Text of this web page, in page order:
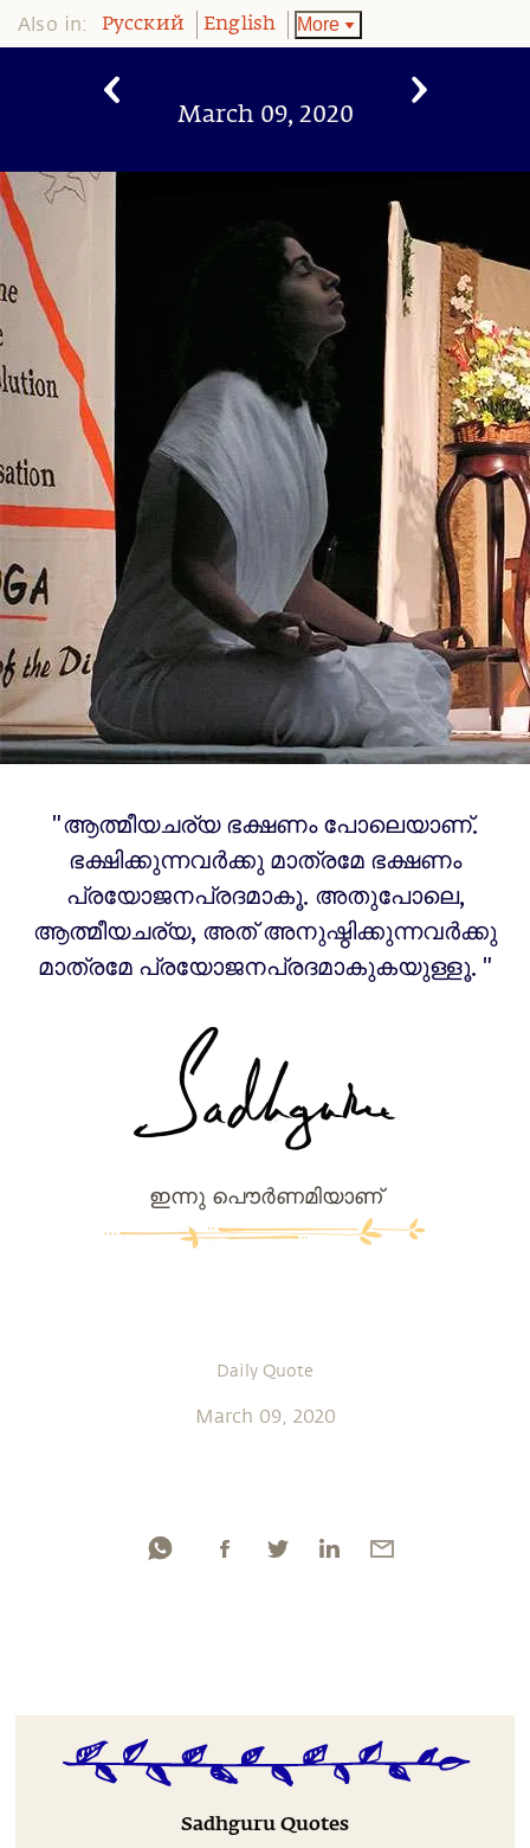
Also in: Pусский English More
March 09, 2020
"ആത്മീയചര്യ ഭക്ഷണം പോലെയാണ്.
ഭക്ഷിക്കുന്നവർക്കു മാത്രമേ ഭക്ഷണം
പ്രയോജനപ്രദമാകൂ. അതുപോലെ,
ആത്മീയചര്യ, അത് അനുഷ്ഠിക്കുന്നവർക്കു
മാത്രമേ പ്രയോജനപ്രദമാകുകയുള്ളൂ. "
ഇന്നു പൌര്‍ണമിയാണ്
Daily Quote
March 09, 2020
Sadhguru Quotes